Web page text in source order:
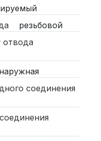
резьбовой
отвода
наружная
соединения